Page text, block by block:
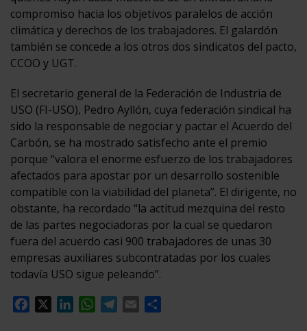
compromiso hacia los objetivos paralelos de acción
climática y derechos de los trabajadores. El galardón
también se concede a los otros dos sindicatos del pacto,
CCOO y UGT.
El secretario general de la Federación de Industria de
USO (FI-USO), Pedro Ayllón, cuya federación sindical ha
sido la responsable de negociar y pactar el Acuerdo del
Carbón, se ha mostrado satisfecho ante el premio
porque “valora el enorme esfuerzo de los trabajadores
afectados para apostar por un desarrollo sostenible
compatible con la viabilidad del planeta”. El dirigente, no
obstante, ha recordado “la actitud mezquina del resto
de las partes negociadoras por la cual se quedaron
fuera del acuerdo casi 900 trabajadores de unas 30
empresas auxiliares subcontratadas por los cuales
todavía USO sigue peleando”.
Facebook
LinkedInWhatsApp
Telegram
Email